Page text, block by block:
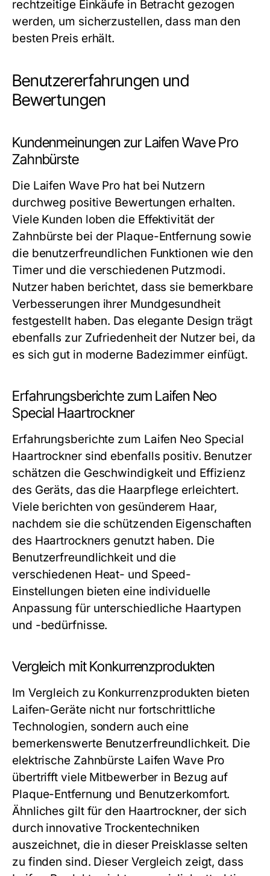
rechtzeitige Einkäufe in Betracht gezogen
werden, um sicherzustellen, dass man den
besten Preis erhält.
Benutzererfahrungen und
Bewertungen
Kundenmeinungen zur Laifen Wave Pro
Zahnbürste
Die Laifen Wave Pro hat bei Nutzern
durchweg positive Bewertungen erhalten.
Viele Kunden loben die Effektivität der
Zahnbürste bei der Plaque-Entfernung sowie
die benutzerfreundlichen Funktionen wie den
Timer und die verschiedenen Putzmodi.
Nutzer haben berichtet, dass sie bemerkbare
Verbesserungen ihrer Mundgesundheit
festgestellt haben. Das elegante Design trägt
ebenfalls zur Zufriedenheit der Nutzer bei, da
es sich gut in moderne Badezimmer einfügt.
Erfahrungsberichte zum Laifen Neo
Special Haartrockner
Erfahrungsberichte zum Laifen Neo Special
Haartrockner sind ebenfalls positiv. Benutzer
schätzen die Geschwindigkeit und Effizienz
des Geräts, das die Haarpflege erleichtert.
Viele berichten von gesünderem Haar,
nachdem sie die schützenden Eigenschaften
des Haartrockners genutzt haben. Die
Benutzerfreundlichkeit und die
verschiedenen Heat- und Speed-
Einstellungen bieten eine individuelle
Anpassung für unterschiedliche Haartypen
und -bedürfnisse.
Vergleich mit Konkurrenzprodukten
Im Vergleich zu Konkurrenzprodukten bieten
Laifen-Geräte nicht nur fortschrittliche
Technologien, sondern auch eine
bemerkenswerte Benutzerfreundlichkeit. Die
elektrische Zahnbürste Laifen Wave Pro
übertrifft viele Mitbewerber in Bezug auf
Plaque-Entfernung und Benutzerkomfort.
Ähnliches gilt für den Haartrockner, der sich
durch innovative Trockentechniken
auszeichnet, die in dieser Preisklasse selten
zu finden sind. Dieser Vergleich zeigt, dass